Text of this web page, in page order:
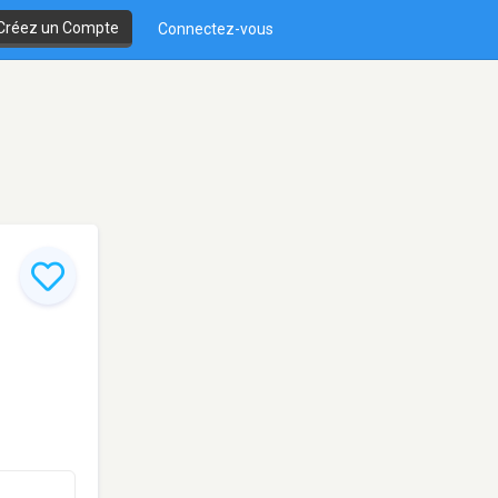
un Compte Connectez-vous